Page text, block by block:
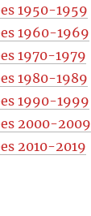
1950-1959
1960-1969
1970-1979
1980-1989
1990-1999
2000-2009
2010-2019